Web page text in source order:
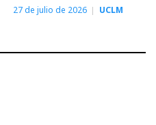
27 de julio de 2026 UCLM